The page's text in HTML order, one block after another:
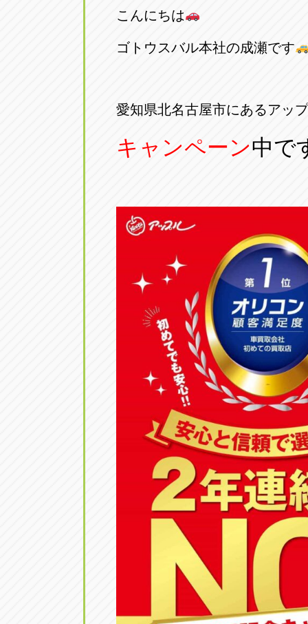
アップル
アップル
0561-53-
0587-66-
オートフ
052-400-
トラック
059-331-
愛知県常滑市長間37-1
アップル小牧店
アップル尾張旭店
愛知県尾張旭市印場元町5-2-8
愛知県岩倉市大地町長田35-1
愛知県清須市春日砂賀東114
三重
トラック市四日市店
三重県四日市市午起3丁目1番3
こんにちは
ゴトウスバル本社の成瀬です
愛知県北名古屋市にあるアッ
キャンペーン中で